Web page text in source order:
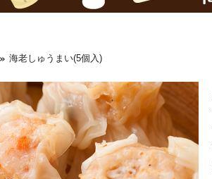
海老しゅうまい(5個入)